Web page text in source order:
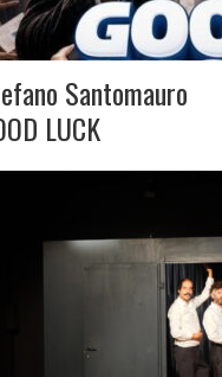
Santomauro
LUCK